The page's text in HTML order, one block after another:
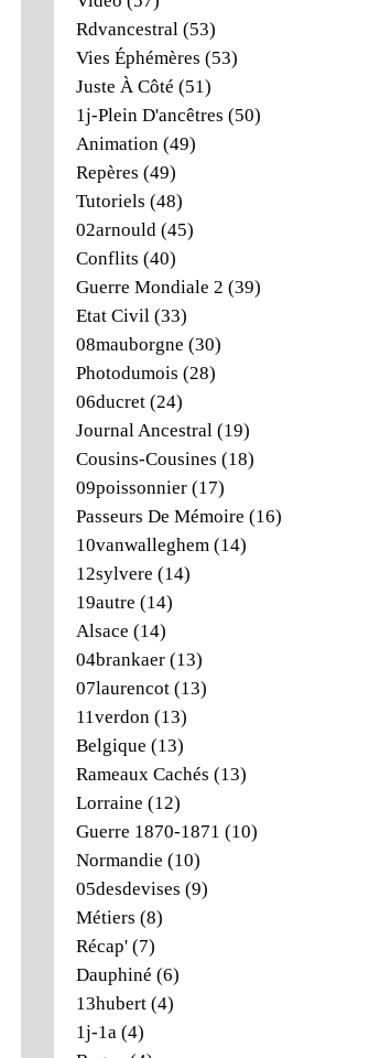
Rdvancestral (53)
Vies Éphémères (53)
Juste À Côté (51)
1j-Plein D'ancêtres (50)
Animation (49)
Repères (49)
Tutoriels (48)
02arnould (45)
Conflits (40)
Guerre Mondiale 2 (39)
Etat Civil (33)
08mauborgne (30)
Photodumois (28)
06ducret (24)
Journal Ancestral (19)
Cousins-Cousines (18)
09poissonnier (17)
Passeurs De Mémoire (16)
10vanwalleghem (14)
12sylvere (14)
19autre (14)
Alsace (14)
04brankaer (13)
07laurencot (13)
11verdon (13)
Belgique (13)
Rameaux Cachés (13)
Lorraine (12)
Guerre 1870-1871 (10)
Normandie (10)
05desdevises (9)
Métiers (8)
Récap' (7)
Dauphiné (6)
13hubert (4)
1j-1a (4)